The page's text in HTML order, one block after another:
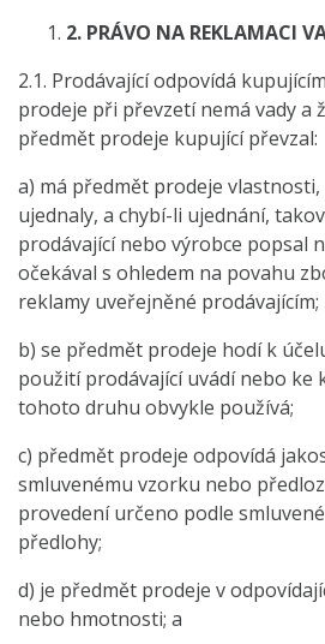
2. PRÁVO NA REKLAMACI
2.1. Prodávající odpovídá
prodeje při převzetí nemá vady a
předmět prodeje kupující převzal:
a) má předmět prodeje
ujednaly, a chybí-li ujednání,
prodávající nebo výrobce popsal
očekával s ohledem na povahu
reklamy uveřejněné prodávajícím;
b) se předmět prodeje hodí k
použití prodávající uvádí nebo ke
tohoto druhu obvykle používá;
c) předmět prodeje odpovídá
smluvenému vzorku nebo
provedení určeno podle
předlohy;
d) je předmět prodeje v
nebo hmotnosti; a